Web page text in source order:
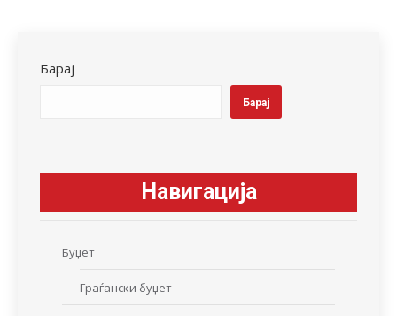
Барај
Барај
Навигација
Буџет
Граѓански буџет